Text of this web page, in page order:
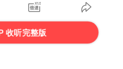
收听完整版